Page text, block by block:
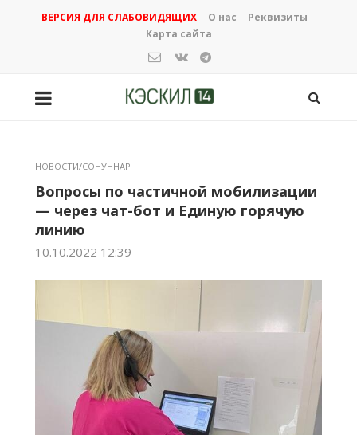
ВЕРСИЯ ДЛЯ СЛАБОВИДЯЩИХ О нас
Реквизиты
Карта сайта
НОВОСТИ/СОНУННАР
Вопросы по частичной мобилизации
— через чат-бот и Единую горячую
линию
10.10.2022 12:39